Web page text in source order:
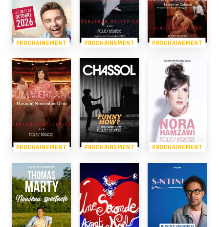
PROCHAINEMENT PROCHAINEMENT PROCHAINEMENT
PROCHAINEMENT PROCHAINEMENT PROCHAINEMENT